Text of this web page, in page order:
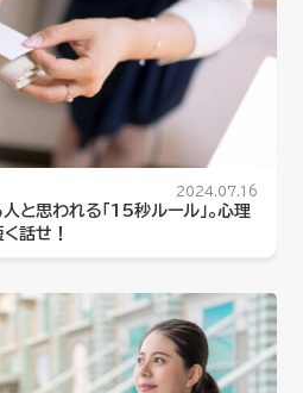
2024.07.16
と思われる「15秒ルール」。心理
話せ！